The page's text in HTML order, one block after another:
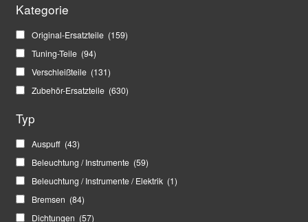
Kategorie
Original-Ersatzteile (159)
Tuning-Teile (94)
Verschleißteile (131)
Zubehör-Ersatzteile (630)
Typ
Auspuff (43)
Beleuchtung / Instrumente (59)
Beleuchtung / Instrumente / Elektrik (1)
Bremsen (84)
Dichtungen (57)